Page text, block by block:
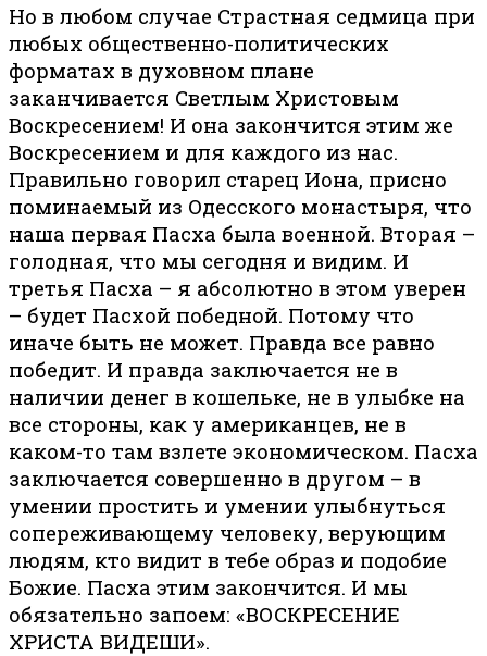
Но в любом случае Страстная седмица при
любых общественно-политических
форматах в духовном плане
заканчивается Светлым Христовым
Воскресением! И она закончится этим же
Воскресением и для каждого из нас.
Правильно говорил старец Иона, присно
поминаемый из Одесского монастыря, что
наша первая Пасха была военной. Вторая –
голодная, что мы сегодня и видим. И
третья Пасха – я абсолютно в этом уверен
– будет Пасхой победной. Потому что
иначе быть не может. Правда все равно
победит. И правда заключается не в
наличии денег в кошельке, не в улыбке на
все стороны, как у американцев, не в
каком-то там взлете экономическом. Пасха
заключается совершенно в другом – в
умении простить и умении улыбнуться
сопереживающему человеку, верующим
людям, кто видит в тебе образ и подобие
Божие. Пасха этим закончится. И мы
обязательно запоем: «ВОСКРЕСЕНИЕ
ХРИСТА ВИДЕШИ».